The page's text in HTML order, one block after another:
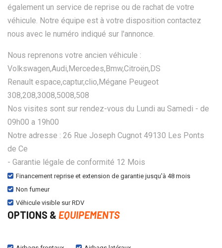
également un service de reprise ou de rachat de votre
véhicule. Notre équipe est à votre disposition contactez
nous avec le numéro indiqué sur l'annonce.
Nous reprenons votre ancien véhicule :
Volkswagen,Audi,Mercedes,Bmw,Citroën,DS
Renault espace,captur,clio,Mégane Peugeot
308,208,3008,5008,508
Nos visites sont sur rendez-vous du Lundi au Samedi - de
09h00 a 19h00
Notre adresse : 26 Rue Joseph Cugnot 49130 Les Ponts
de Ce
- Garantie légale de conformité 12 Mois
Financement reprise et extension de garantie jusqu'à 48 mois
Non fumeur
Véhicule visible sur RDV
OPTIONS & EQUIPEMENTS